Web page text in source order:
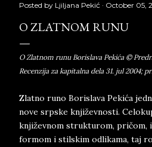
Posted by Ljiljana Pekić October 05,
O ZLATNOM RUNU
O Zlatnom runu Borislava Pekića ©
Recenzija za kapitalna dela 31. jul 2004;
Zlatno runo Borislava Pekića
nove srpske književnosti.
književnom strukturom, pričom,
formom i stilskim odlikama, taj